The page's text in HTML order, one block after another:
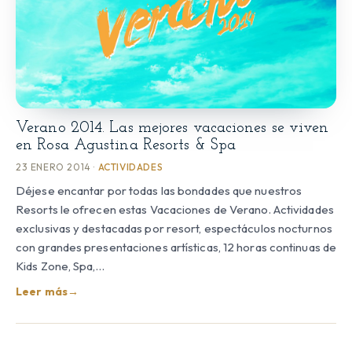
Verano 2014. Las mejores vacaciones se viven
en Rosa Agustina Resorts & Spa
23 ENERO 2014 · ACTIVIDADES
Déjese encantar por todas las bondades que nuestros
Resorts le ofrecen estas Vacaciones de Verano. Actividades
exclusivas y destacadas por resort, espectáculos nocturnos
con grandes presentaciones artísticas, 12 horas continuas de
Kids Zone, Spa,…
Leer más→